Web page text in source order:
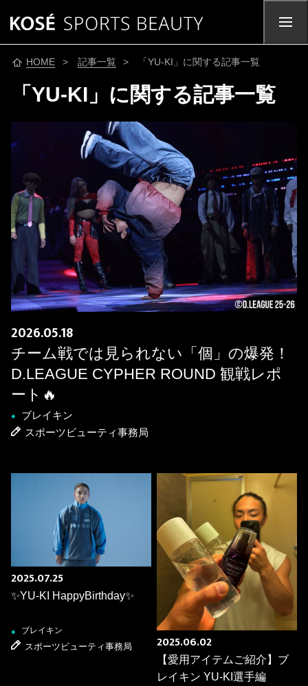
HOME > 記事一覧 > 「YU-KI」に関する記事一覧
「YU-KI」に関する記事一覧
2026.05.18
チーム戦では見られない「個」の爆発！
D.LEAGUE CYPHER ROUND 観戦レポ
ート🔥
●
ブレイキン
スポーツビューティ事務局
2025.07.25
✨YU-KI HappyBirthday✨
● ブレイキン
スポーツビューティ事務局 2025.06.02
【愛用アイテムご紹介】ブ
レイキン YU-KI選手編